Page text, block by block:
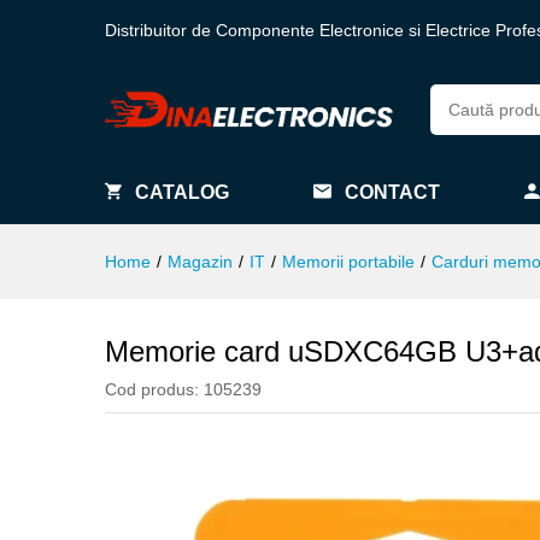
Distribuitor de Componente Electronice si Electrice
CATALOG CONTACT
Home / Magazin / IT / Memorii portabile / Carduri
Memorie card uSDXC64GB
Cod produs: 105239